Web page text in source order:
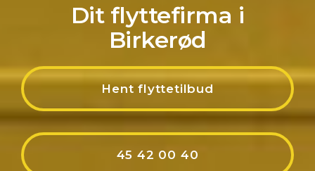
Dit flyttefirma i
Birkerød
Hent flyttetilbud
45 42 00 40